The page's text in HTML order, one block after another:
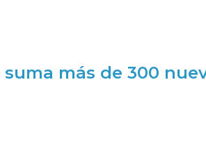
más de 300